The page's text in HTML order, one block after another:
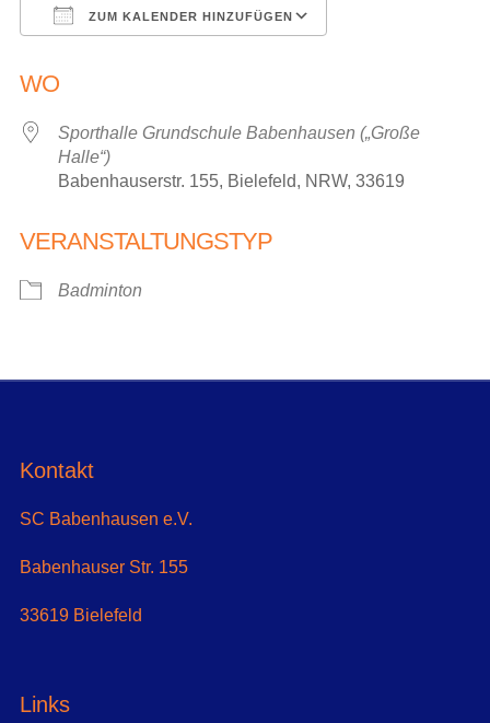
ZUM KALENDER HINZUFÜGEN
WO
Sporthalle Grundschule Babenhausen („Große
Halle“)
Babenhauserstr. 155, Bielefeld, NRW, 33619
VERANSTALTUNGSTYP
Badminton
Kontakt
SC Babenhausen e.V.
Babenhauser Str. 155
33619 Bielefeld
Links